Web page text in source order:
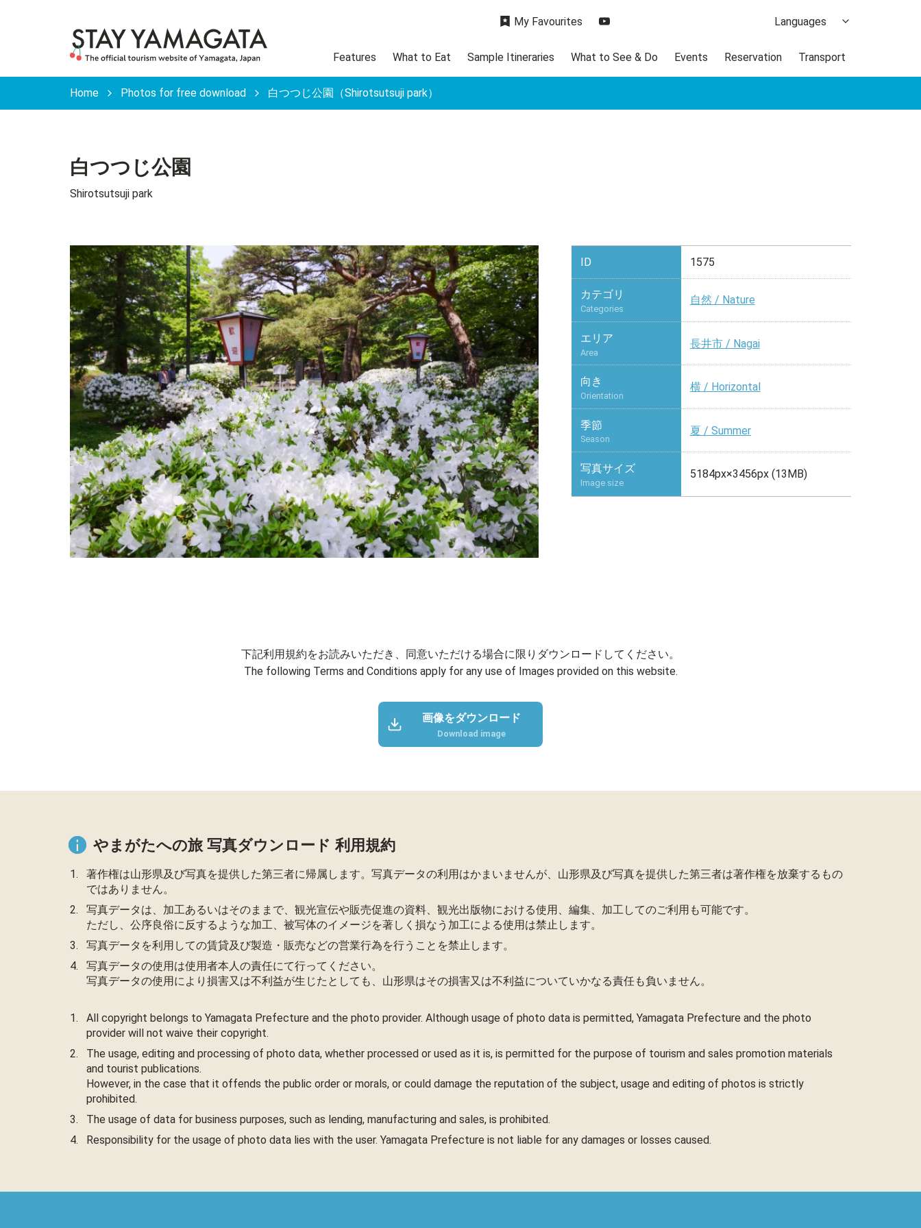
Features What to Eat Sample Itineraries What to See & Do Events Reservation Transport
My Favourites Languages
日本語
Home Photos for free download 白つつじ公園（Shirotsutsuji park）
白つつじ公園
Shirotsutsuji park
ID 1575
カテゴリ
Categories
自然 / Nature
エリア
Area
長井市 / Nagai
向き
Orientation
横 / Horizontal
季節
Season
夏 / Summer
写真サイズ
Image size
5184px×3456px (13MB)
下記利用規約をお読みいただき、同意いただける場合に限りダウンロードしてください。
The following Terms and Conditions apply for any use of Images provided on this website.
画像をダウンロード
Download image
やまがたへの旅 写真ダウンロード 利用規約
著作権は山形県及び写真を提供した第三者に帰属します。写真データの利用はかまいませんが、山形県及び写真を提供した第三者は著作権を放棄するもの
ではありません。
写真データは、加工あるいはそのままで、観光宣伝や販売促進の資料、観光出版物における使用、編集、加工してのご利用も可能です。
ただし、公序良俗に反するような加工、被写体のイメージを著しく損なう加工による使用は禁止します。
写真データを利用しての賃貸及び製造・販売などの営業行為を行うことを禁止します。
写真データの使用は使用者本人の責任にて行ってください。
写真データの使用により損害又は不利益が生じたとしても、山形県はその損害又は不利益についていかなる責任も負いません。
All copyright belongs to Yamagata Prefecture and the photo provider. Although usage of photo data is permitted, Yamagata Prefecture and the photo
provider will not waive their copyright.
The usage, editing and processing of photo data, whether processed or used as it is, is permitted for the purpose of tourism and sales promotion materials
and tourist publications.
However, in the case that it offends the public order or morals, or could damage the reputation of the subject, usage and editing of photos is strictly
prohibited.
The usage of data for business purposes, such as lending, manufacturing and sales, is prohibited.
Responsibility for the usage of photo data lies with the user. Yamagata Prefecture is not liable for any damages or losses caused.